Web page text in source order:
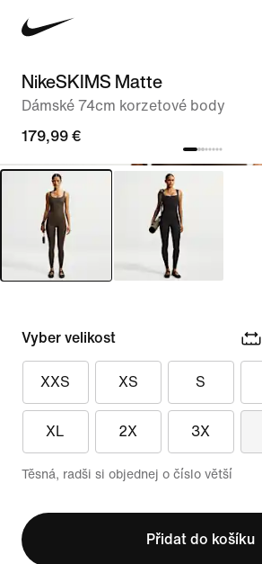
NikeSKIMS Matte
Dámské 74cm korzetové body
179,99 €
Vyber velikost
XXS XS S
XL 2X 3X
Těsná, radši si objednej o číslo větší
Přidat do košíku